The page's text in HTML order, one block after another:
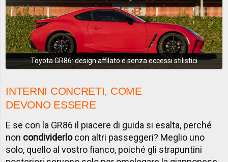
Toyota GR86: design affilato e senza eccessi stilistici
INTERNI CONCRETI, COME
DEVONO ESSERE
E se con la GR86 il piacere di guida si esalta, perché
non condividerlocon altri passeggeri? Meglio uno
solo, quello al vostro fianco, poiché gli strapuntini